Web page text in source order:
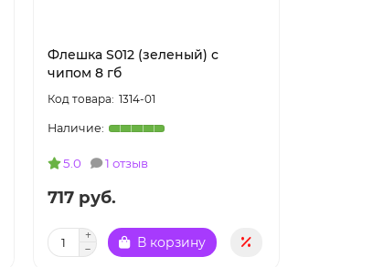
Флешка S012 (зеленый) с
чипом 8 гб
1314-01
5.0 1 отзыв
717 руб.
В корзину